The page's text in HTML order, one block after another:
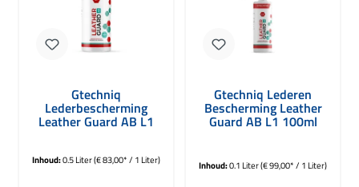
Gtechniq
Lederbescherming
Leather Guard AB L1
Inhoud:0.5 Liter(€ 83,00* / 1 Liter)
Gtechniq Lederen
Bescherming Leather
Guard AB L1 100ml
Inhoud:0.1 Liter(€ 99,00* / 1 Liter)